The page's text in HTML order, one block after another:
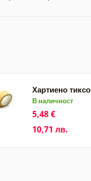
Хартиено тиксо
В наличност
5,48 €
10,71 лв.